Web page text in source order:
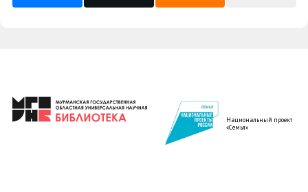
Национальный проект
«Семья»